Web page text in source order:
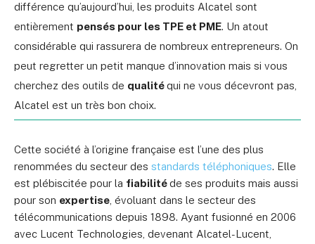
différence qu’aujourd’hui, les produits Alcatel sont
entièrement pensés pour les TPE et PME. Un atout
considérable qui rassurera de nombreux entrepreneurs. On
peut regretter un petit manque d’innovation mais si vous
cherchez des outils de qualitéqui ne vous décevront pas,
Alcatel est un très bon choix.
Cette société à l’origine française est l’une des plus
renommées du secteur des standards téléphoniques. Elle
est plébiscitée pour la fiabilitéde ses produits mais aussi
pour son expertise , évoluant dans le secteur des
télécommunications depuis 1898. Ayant fusionné en 2006
avec Lucent Technologies, devenant Alcatel-Lucent,